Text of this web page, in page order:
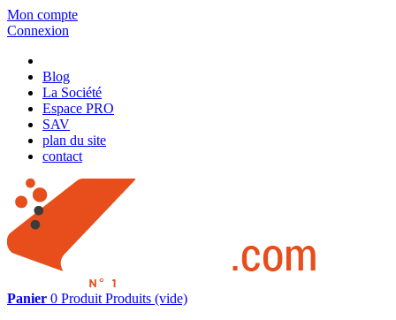
Mon compte
Connexion
Blog
La Société
Espace PRO
SAV
plan du site
contact
Panier 0 Produit Produits (vide)